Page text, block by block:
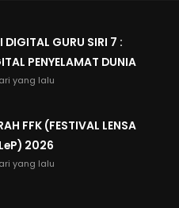
DIGITAL GURU SIRI 7 :
PENYELAMAT DUNIA
yang lalu
FFK (FESTIVAL LENSA
2026
yang lalu